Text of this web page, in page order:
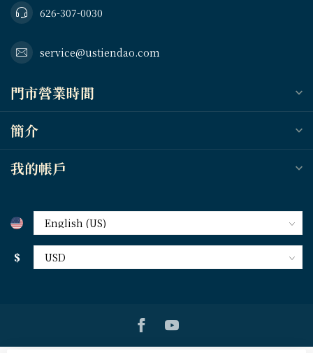
626-307-0030
service@ustiendao.com
門市營業時間
簡介
我的帳戶
$